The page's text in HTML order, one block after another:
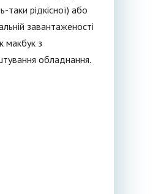
рідкісної) або
завантаженості
макбук з
обладнання.